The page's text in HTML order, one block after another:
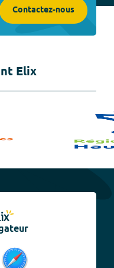
Contactez-nous
Elix